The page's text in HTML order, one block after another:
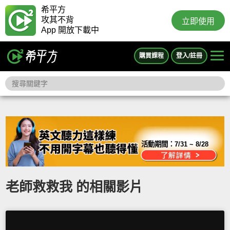
希平方
攻其不背
App 開放下載中
立即使用
購買課程 登入/註冊
活動期間：7/31 ~ 8/28
老師救救我 的相關影片